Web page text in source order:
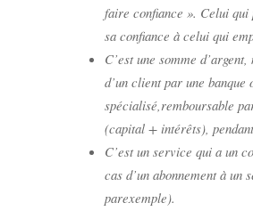
faire confiance ». Celui
sa confiance à celui qui
C’est une somme
d’un client par une banque
spécialisé,remboursable
(capital + intérêts),
C’est un service qui a un
cas d’un abonnement à un
parexemple).